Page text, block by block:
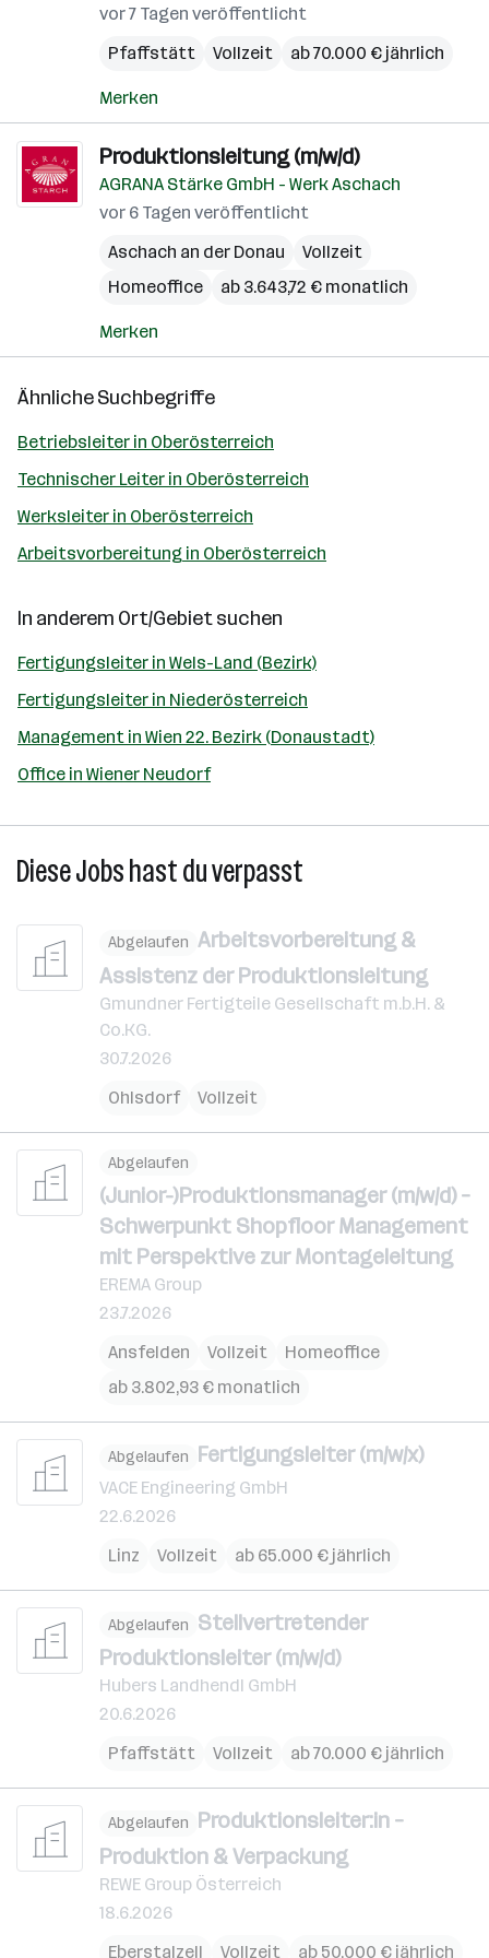
vor 7 Tagen veröffentlicht
Pfaffstätt
Vollzeit ab 70.000 € jährlich
Merken
Produktionsleitung (m/w/d)
AGRANA Stärke GmbH - Werk Aschach
vor 6 Tagen veröffentlicht
Aschach an der Donau
Vollzeit
Homeoffice
ab 3.643,72 € monatlich
Merken
Ähnliche Suchbegriffe
Betriebsleiter in Oberösterreich
Technischer Leiter in Oberösterreich
Werksleiter in Oberösterreich
Arbeitsvorbereitung in Oberösterreich
In anderem Ort/Gebiet suchen
Fertigungsleiter in Wels-Land (Bezirk)
Fertigungsleiter in Niederösterreich
Management in Wien 22. Bezirk (Donaustadt)
Office in Wiener Neudorf
Diese Jobs hast du verpasst
Abgelaufen Arbeitsvorbereitung &
Assistenz der Produktionsleitung
Gmundner Fertigteile Gesellschaft m.b.H. &
Co.KG.
30.7.2026
Ohlsdorf
Vollzeit
Abgelaufen
(Junior-)Produktionsmanager (m/w/d) –
Schwerpunkt Shopfloor Management
mit Perspektive zur Montageleitung
EREMA Group
23.7.2026
Ansfelden
Vollzeit
Homeoffice
ab 3.802,93 € monatlich
Abgelaufen Fertigungsleiter (m/w/x)
VACE Engineering GmbH
22.6.2026
Linz
Vollzeit ab 65.000 € jährlich
Abgelaufen Stellvertretender
Produktionsleiter (m/w/d)
Hubers Landhendl GmbH
20.6.2026
Pfaffstätt
Vollzeit ab 70.000 € jährlich
Abgelaufen Produktionsleiter:in –
Produktion & Verpackung
REWE Group Österreich
18.6.2026
Eberstalzell
Vollzeit ab 50.000 € jährlich